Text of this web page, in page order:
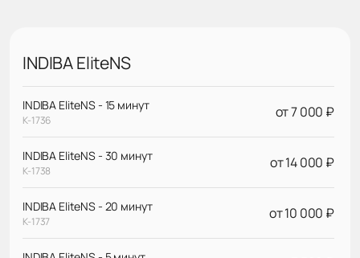
INDIBA EliteNS
INDIBA EliteNS - 15 минут
К-1736 от 7 000 ₽
INDIBA EliteNS - 30 минут
К-1738 от 14 000 ₽
INDIBA EliteNS - 20 минут
К-1737 от 10 000 ₽